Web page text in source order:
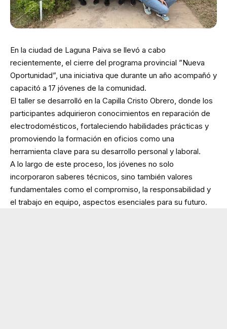
En la ciudad de Laguna Paiva se llevó a cabo
recientemente, el cierre del programa provincial ”Nueva
Oportunidad”, una iniciativa que durante un año acompañó y
capacitó a 17 jóvenes de la comunidad.
El taller se desarrolló en la Capilla Cristo Obrero, donde los
participantes adquirieron conocimientos en reparación de
electrodomésticos, fortaleciendo habilidades prácticas y
promoviendo la formación en oficios como una
herramienta clave para su desarrollo personal y laboral.
A lo largo de este proceso, los jóvenes no solo
incorporaron saberes técnicos, sino también valores
fundamentales como el compromiso, la responsabilidad y
el trabajo en equipo, aspectos esenciales para su futuro.